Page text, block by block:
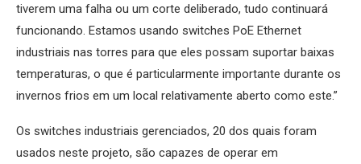
tiverem uma falha ou um corte deliberado, tudo continuará
funcionando. Estamos usando switches PoE Ethernet
industriais nas torres para que eles possam suportar baixas
temperaturas, o que é particularmente importante durante os
invernos frios em um local relativamente aberto como este.”
Os switches industriais gerenciados, 20 dos quais foram
usados neste projeto, são capazes de operar em